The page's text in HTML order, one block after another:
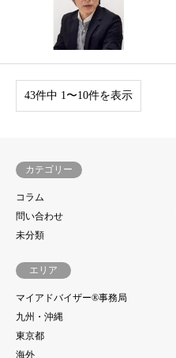
43件中 1〜10件を表示
カテゴリー
コラム
問い合わせ
未分類
エリア
マイアドバイザー®事務局
九州・沖縄
東京都
海外